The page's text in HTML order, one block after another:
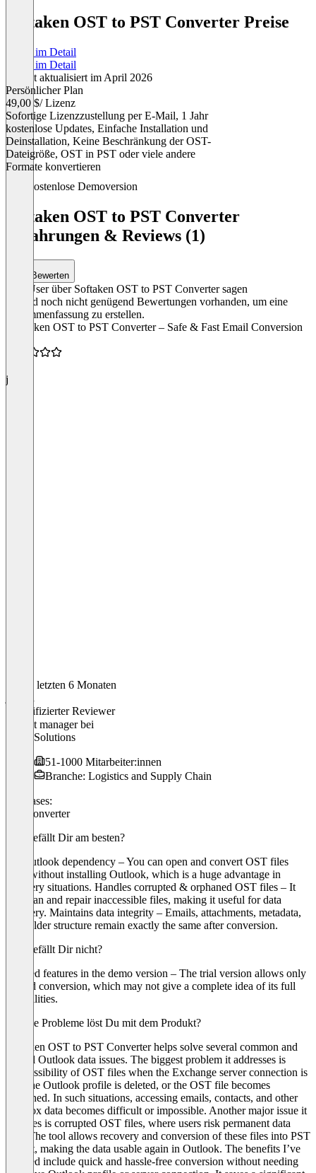
Softaken OST to PST Converter Preise
Preise im Detail
Preise im Detail
Zuletzt aktualisiert im April 2026
Persönlicher Plan
49,00 $/ Lizenz
Sofortige Lizenzzustellung per E-Mail, 1 Jahr
kostenlose Updates, Einfache Installation und
Deinstallation, Keine Beschränkung der OST-
Dateigröße, OST in PST oder viele andere
Formate konvertieren
Kostenlose Demoversion
Softaken OST to PST Converter
Erfahrungen & Reviews (1)
Bewerten
Was User über Softaken OST to PST Converter sagen
Es sind noch nicht genügend Bewertungen vorhanden, um eine
Zusammenfassung zu erstellen.
“Softaken OST to PST Converter – Safe & Fast Email Conversion
j
In den letzten 6 Monaten
Verifizierter Reviewer
Project managerbei
Maan Solutions
51-1000 Mitarbeiter:innen
Branche: Logistics and Supply Chain
Use cases:
File Converter
Was gefällt Dir am besten?
No Outlook dependency – You can open and convert OST files
even without installing Outlook, which is a huge advantage in
recovery situations. Handles corrupted & orphaned OST files – It
can scan and repair inaccessible files, making it useful for data
recovery. Maintains data integrity – Emails, attachments, metadata,
and folder structure remain exactly the same after conversion.
Was gefällt Dir nicht?
Limited features in the demo version – The trial version allows only
limited conversion, which may not give a complete idea of its full
capabilities.
Welche Probleme löst Du mit dem Produkt?
Softaken OST to PST Converter helps solve several common and
critical Outlook data issues. The biggest problem it addresses is
inaccessibility of OST files when the Exchange server connection is
lost, the Outlook profile is deleted, or the OST file becomes
orphaned. In such situations, accessing emails, contacts, and other
mailbox data becomes difficult or impossible. Another major issue it
resolves is corrupted OST files, where users risk permanent data
loss. The tool allows recovery and conversion of these files into PST
format, making the data usable again in Outlook. The benefits I’ve
realized include quick and hassle-free conversion without needing